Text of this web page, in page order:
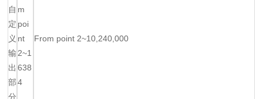
自
定
义
输
出
部
分
m
poi
nt
2~1
638
4
From point 2~10,240,000